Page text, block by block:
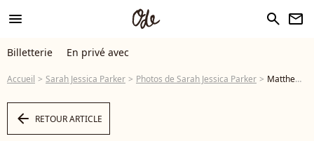
menu search newsletter
Billetterie En privé avec
Accueil Sarah Jessica Parker Photos de Sarah Jessica Parker Matthew Broderick, Marion Loretta Elwell Broderick, Sarah Jessica Parker et Tabitha Hodge Broderick - Première du film "Hocus Pocus 2" à l'AMC Lincoln Square de New York. Le 27 septembre 2022. @ Anthony Behar/SPUS/ABACAPRESS.COM - Photo
arrow_left RETOUR ARTICLE